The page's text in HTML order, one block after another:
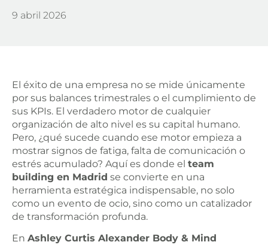
9 abril 2026
El éxito de una empresa no se mide únicamente
por sus balances trimestrales o el cumplimiento de
sus KPIs. El verdadero motor de cualquier
organización de alto nivel es su capital humano.
Pero, ¿qué sucede cuando ese motor empieza a
mostrar signos de fatiga, falta de comunicación o
estrés acumulado? Aquí es donde el team
building en Madrid se convierte en una
herramienta estratégica indispensable, no solo
como un evento de ocio, sino como un catalizador
de transformación profunda.
En Ashley Curtis Alexander Body & Mind